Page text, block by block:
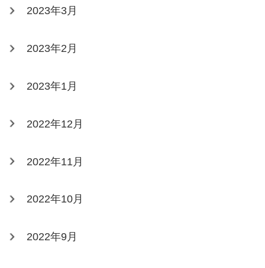
2023年3月
2023年2月
2023年1月
2022年12月
2022年11月
2022年10月
2022年9月